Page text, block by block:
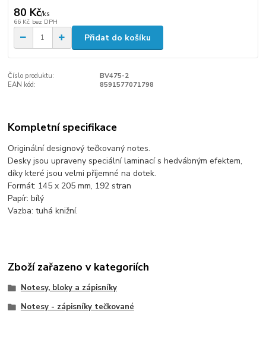
80 Kč/ks
66 Kč bez DPH
Přidat do košíku
Číslo produktu:
BV475-2
EAN kód:
8591577071798
Kompletní specifikace
Originální designový tečkovaný notes.
Desky jsou upraveny speciální laminací s hedvábným efektem,
díky které jsou velmi příjemné na dotek.
Formát: 145 x 205 mm, 192 stran
Papír: bílý
Vazba: tuhá knižní.
Zboží zařazeno v kategoriích
Notesy, bloky a zápisníky
Notesy - zápisníky tečkované